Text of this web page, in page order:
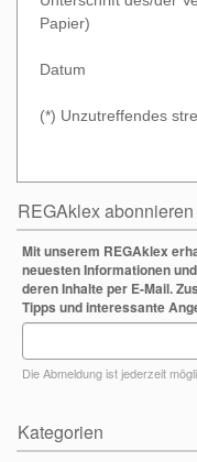
Papier)
Datum
(*) Unzutreffendes
REGAklex abonnieren
Mit unserem REGAklex
neuesten Informationen
deren Inhalte per E-Mail.
Tipps und interessante
Die Abmeldung ist jederzeit
Kategorien